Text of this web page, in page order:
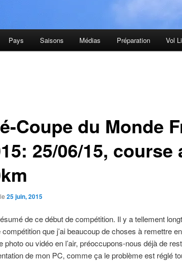
Pays Saisons Médias Préparation Vol
Coupe du Monde
25/06/15, course
25 juin, 2015
de ce début de compétition. Il y a tellement
compétition que j’ai beaucoup de choses à remettre
photo ou vidéo en l’air, préoccupons-nous déjà de
de mon PC, comme ça le problème est réglé